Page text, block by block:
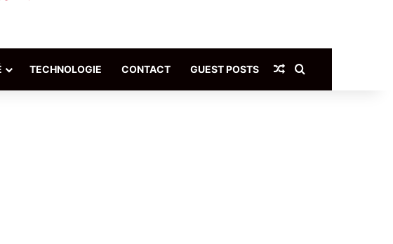
TECHNOLOGIE CONTACT GUEST POSTS Article Aléatoire